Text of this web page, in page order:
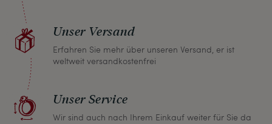
Unser Versand
Erfahren Sie mehr über unseren Versand, er ist
weltweit versandkostenfrei
Unser Service
Wir sind auch nach Ihrem Einkauf weiter für Sie da